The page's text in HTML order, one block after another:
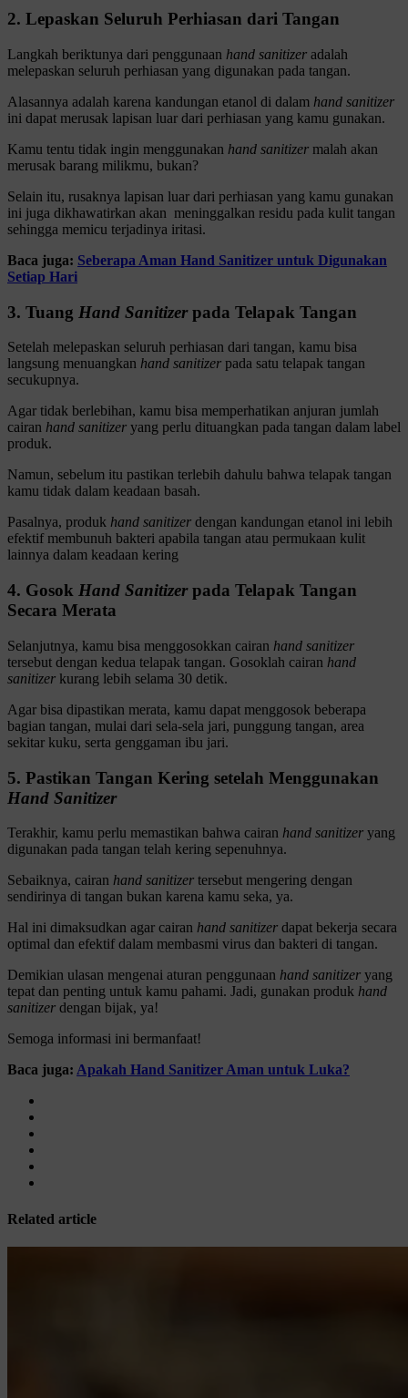
2. Lepaskan Seluruh Perhiasan dari Tangan
Langkah beriktunya dari penggunaan hand sanitizer adalah
melepaskan seluruh perhiasan yang digunakan pada tangan.
Alasannya adalah karena kandungan etanol di dalam hand sanitizer
ini dapat merusak lapisan luar dari perhiasan yang kamu gunakan.
Kamu tentu tidak ingin menggunakan hand sanitizer malah akan
merusak barang milikmu, bukan?
Selain itu, rusaknya lapisan luar dari perhiasan yang kamu gunakan
ini juga dikhawatirkan akan meninggalkan residu pada kulit tangan
sehingga memicu terjadinya iritasi.
Baca juga: Seberapa Aman Hand Sanitizer untuk Digunakan
Setiap Hari
3. Tuang Hand Sanitizerpada Telapak Tangan
Setelah melepaskan seluruh perhiasan dari tangan, kamu bisa
langsung menuangkan hand sanitizer pada satu telapak tangan
secukupnya.
Agar tidak berlebihan, kamu bisa memperhatikan anjuran jumlah
cairan hand sanitizer yang perlu dituangkan pada tangan dalam label
produk.
Namun, sebelum itu pastikan terlebih dahulu bahwa telapak tangan
kamu tidak dalam keadaan basah.
Pasalnya, produk hand sanitizer dengan kandungan etanol ini lebih
efektif membunuh bakteri apabila tangan atau permukaan kulit
lainnya dalam keadaan kering
4. Gosok Hand Sanitizerpada Telapak Tangan
Secara Merata
Selanjutnya, kamu bisa menggosokkan cairan hand sanitizer
tersebut dengan kedua telapak tangan. Gosoklah cairan hand
sanitizer kurang lebih selama 30 detik.
Agar bisa dipastikan merata, kamu dapat menggosok beberapa
bagian tangan, mulai dari sela-sela jari, punggung tangan, area
sekitar kuku, serta genggaman ibu jari.
5. Pastikan Tangan Kering setelah Menggunakan
Hand Sanitizer
Terakhir, kamu perlu memastikan bahwa cairan hand sanitizer yang
digunakan pada tangan telah kering sepenuhnya.
Sebaiknya, cairan hand sanitizer tersebut mengering dengan
sendirinya di tangan bukan karena kamu seka, ya.
Hal ini dimaksudkan agar cairan hand sanitizer dapat bekerja secara
optimal dan efektif dalam membasmi virus dan bakteri di tangan.
Demikian ulasan mengenai aturan penggunaan hand sanitizer yang
tepat dan penting untuk kamu pahami. Jadi, gunakan produk hand
sanitizer dengan bijak, ya!
Semoga informasi ini bermanfaat!
Baca juga: Apakah Hand Sanitizer Aman untuk Luka?
Related article